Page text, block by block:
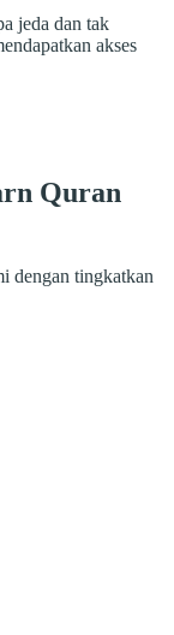
jeda dan tak
akses
Quran
dengan tingkatkan